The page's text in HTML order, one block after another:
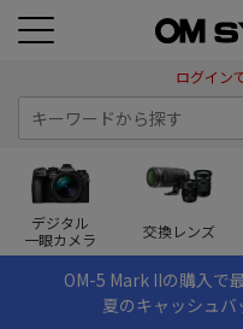
ログイン
デジタル
一眼カメラ
交換レンズ
OM-5 Mark IIの購入で
夏のキャッシュバ